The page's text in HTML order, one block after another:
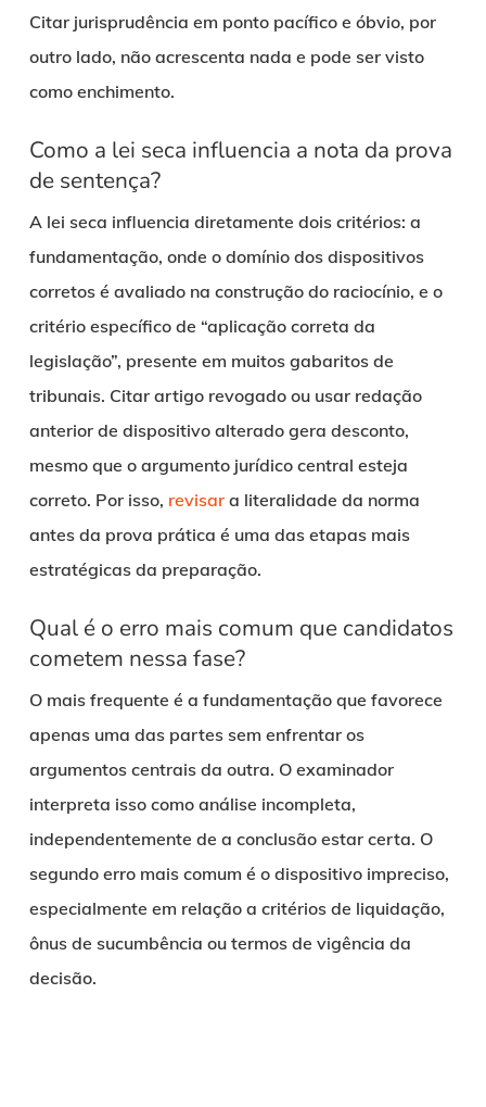
Citar jurisprudência em ponto pacífico e óbvio, por
outro lado, não acrescenta nada e pode ser visto
como enchimento.
Como a lei seca influencia a nota da prova
de sentença?
A lei seca influencia diretamente dois critérios: a
fundamentação, onde o domínio dos dispositivos
corretos é avaliado na construção do raciocínio, e o
critério específico de “aplicação correta da
legislação”, presente em muitos gabaritos de
tribunais. Citar artigo revogado ou usar redação
anterior de dispositivo alterado gera desconto,
mesmo que o argumento jurídico central esteja
correto. Por isso, revisara literalidade da norma
antes da prova prática é uma das etapas mais
estratégicas da preparação.
Qual é o erro mais comum que candidatos
cometem nessa fase?
O mais frequente é a fundamentação que favorece
apenas uma das partes sem enfrentar os
argumentos centrais da outra. O examinador
interpreta isso como análise incompleta,
independentemente de a conclusão estar certa. O
segundo erro mais comum é o dispositivo impreciso,
especialmente em relação a critérios de liquidação,
ônus de sucumbência ou termos de vigência da
decisão.